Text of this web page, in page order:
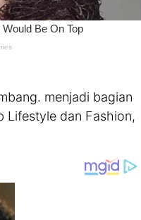
menjadi bagian
Lifestyle dan Fashion,